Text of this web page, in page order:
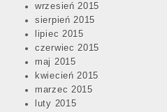
wrzesień 2015
sierpień 2015
lipiec 2015
czerwiec 2015
maj 2015
kwiecień 2015
marzec 2015
luty 2015